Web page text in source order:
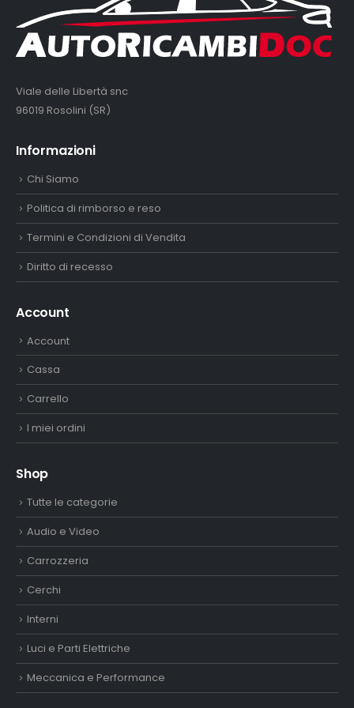
Viale delle Libertà snc
96019 Rosolini (SR)
Informazioni
Chi Siamo
Politica di rimborso e reso
Termini e Condizioni di Vendita
Diritto di recesso
Account
Account
Cassa
Carrello
I miei ordini
Shop
Tutte le categorie
Audio e Video
Carrozzeria
Cerchi
Interni
Luci e Parti Elettriche
Meccanica e Performance